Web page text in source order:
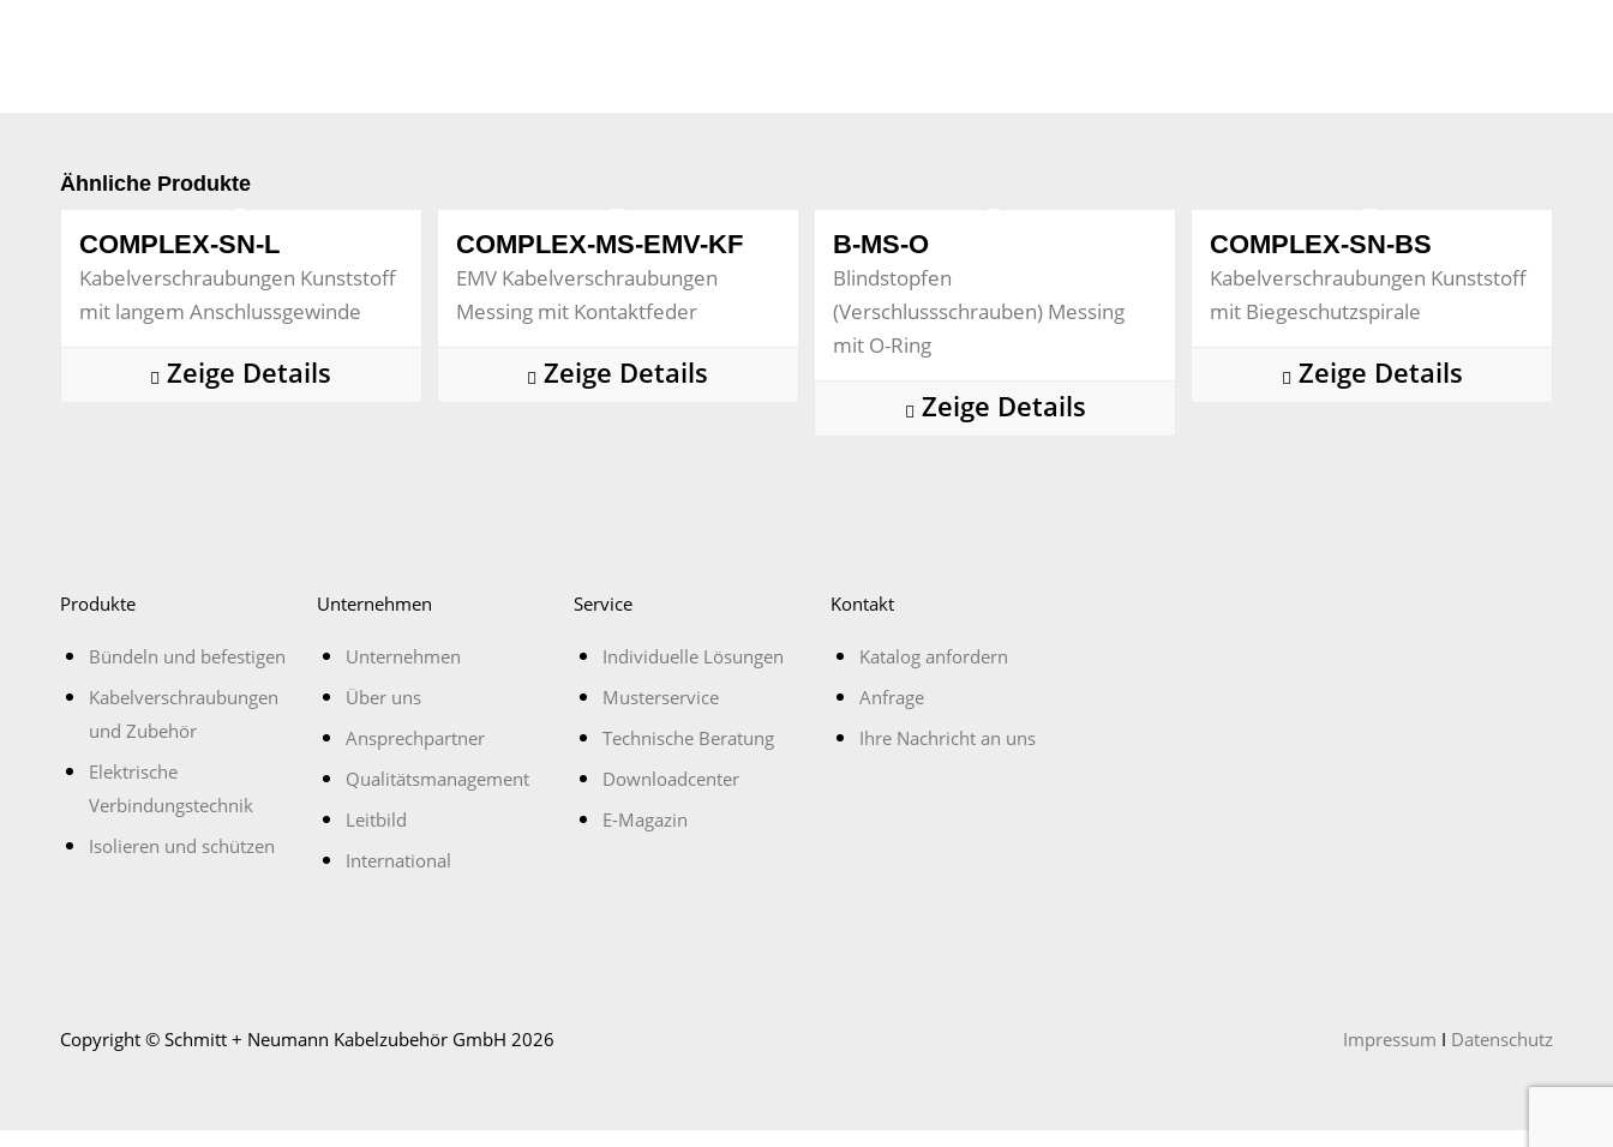
Ähnliche Produkte
COMPLEX-SN-L
Kabelverschraubungen Kunststoff
mit langem Anschlussgewinde
Zeige Details
COMPLEX-MS-EMV-KF
EMV Kabelverschraubungen
Messing mit Kontaktfeder
Zeige Details
B-MS-O
Blindstopfen
(Verschlussschrauben) Messing
mit O-Ring
Zeige Details
COMPLEX-SN-BS
Kabelverschraubungen Kunststoff
mit Biegeschutzspirale
Zeige Details
Produkte
Bündeln und befestigen
Kabelverschraubungen
und Zubehör
Elektrische
Verbindungstechnik
Isolieren und schützen
Unternehmen
Unternehmen
Über uns
Ansprechpartner
Qualitätsmanagement
Leitbild
International
Service
Individuelle Lösungen
Musterservice
Technische Beratung
Downloadcenter
E-Magazin
Kontakt
Katalog anfordern
Anfrage
Ihre Nachricht an uns
Copyright © Schmitt + Neumann Kabelzubehör GmbH 2026 Impressum I Datenschutz